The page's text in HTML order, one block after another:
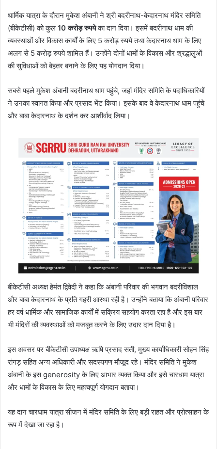
धार्मिक यात्रा के दौरान मुकेश अंबानी ने श्री बदरीनाथ-केदारनाथ मंदिर समिति
(बीकेटीसी) को कुल 10करोड़ रुपयेका दान दिया। इसमें बदरीनाथ धाम की
व्यवस्थाओं और विकास कार्यों के लिए 5 करोड़ रुपये तथा केदारनाथ धाम के लिए
अलग से 5 करोड़ रुपये शामिल हैं। उन्होंने दोनों धामों के विकास और श्रद्धालुओं
की सुविधाओं को बेहतर बनाने के लिए यह योगदान दिया।
सबसे पहले मुकेश अंबानी बदरीनाथ धाम पहुंचे, जहां मंदिर समिति के पदाधिकारियों
ने उनका स्वागत किया और प्रसाद भेंट किया। इसके बाद वे केदारनाथ धाम पहुंचे
और बाबा केदारनाथ के दर्शन कर आशीर्वाद लिया।
बीकेटीसी अध्यक्ष हेमंत द्विवेदी ने कहा कि अंबानी परिवार की भगवान बदरीविशाल
और बाबा केदारनाथ के प्रति गहरी आस्था रही है। उन्होंने बताया कि अंबानी परिवार
हर वर्ष धार्मिक और सामाजिक कार्यों में सक्रिय सहयोग करता रहा है और इस बार
भी मंदिरों की व्यवस्थाओं को मजबूत करने के लिए उदार दान दिया है।
इस अवसर पर बीकेटीसी उपाध्यक्ष ऋषि प्रसाद सती, मुख्य कार्याधिकारी सोहन सिंह
रांगड़ सहित अन्य अधिकारी और सदस्यगण मौजूद रहे। मंदिर समिति ने मुकेश
अंबानी के इस generosity के लिए आभार व्यक्त किया और इसे चारधाम यात्रा
और धामों के विकास के लिए महत्वपूर्ण योगदान बताया।
यह दान चारधाम यात्रा सीजन में मंदिर समिति के लिए बड़ी राहत और प्रोत्साहन के
रूप में देखा जा रहा है।